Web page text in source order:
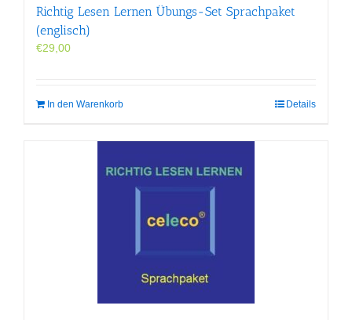
Richtig Lesen Lernen Übungs-Set Sprachpaket
(englisch)
€29,00
In den Warenkorb Details